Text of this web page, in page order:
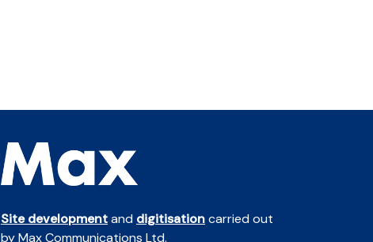
Site developmentand digitisationcarried out
by Max Communications Ltd.